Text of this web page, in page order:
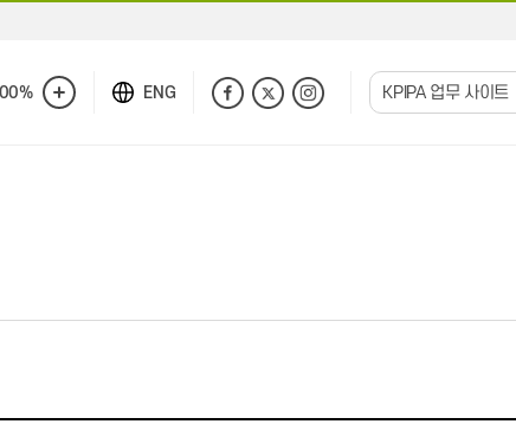
화
ENG KPIPA 업무 사이트